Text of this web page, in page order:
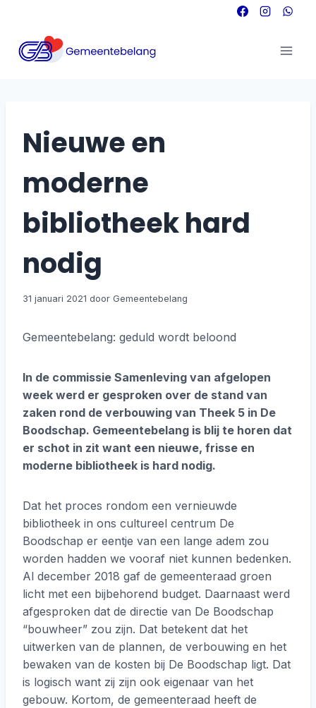
inhoud
Nieuwe en
moderne
bibliotheek hard
nodig
31 januari 2021
Gemeentebelang: geduld wordt beloond
In de commissie Samenleving van afgelopen
week werd er gesproken over de stand van
zaken rond de verbouwing van Theek 5 in De
Boodschap. Gemeentebelang is blij te horen dat
er schot in zit want een nieuwe, frisse en
moderne bibliotheek is hard nodig.
Dat het proces rondom een vernieuwde
bibliotheek in ons cultureel centrum De
Boodschap er eentje van een lange adem zou
worden hadden we vooraf niet kunnen bedenken.
Al december 2018 gaf de gemeenteraad groen
licht met een bijbehorend budget. Daarnaast werd
afgesproken dat de directie van De Boodschap
“bouwheer” zou zijn. Dat betekent dat het
uitwerken van de plannen, de verbouwing en het
bewaken van de kosten bij De Boodschap ligt. Dat
is logisch want zij zijn ook eigenaar van het
gebouw. Kortom, de gemeenteraad heeft de